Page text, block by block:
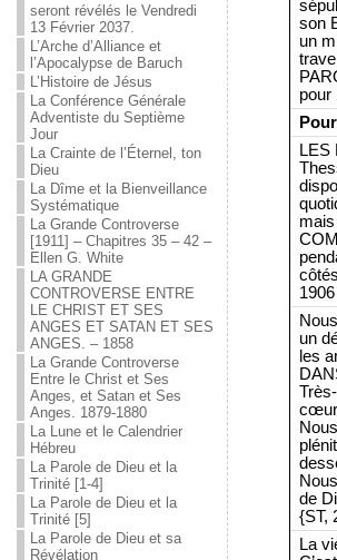
seront révélés le Vendredi
13 Février 2037.
L’Arche d’Alliance et
l’Apocalypse de Baruch
L’Histoire de Jésus
La Conférence Générale
Adventiste du Septième
Jour
La Crainte de l’Éternel, ton
Dieu
La Dîme et la Bienveillance
Systématique
La Grande Controverse
[1911] – Chapitres 35 – 42 –
Ellen G. White
LA GRANDE
CONTROVERSE ENTRE
LE CHRIST ET SES
ANGES ET SATAN ET SES
ANGES. – 1858
La Grande Controverse
Entre le Christ et Ses
Anges, et Satan et Ses
Anges. 1879-1880
La Lune et le Calendrier
Hébreu
La Parole de Dieu et la
Trinité [1-4]
La Parole de Dieu et la
Trinité [5]
La Parole de Dieu et sa
Révélation
son
un
pour
LES
un
les
de
{ST,
La